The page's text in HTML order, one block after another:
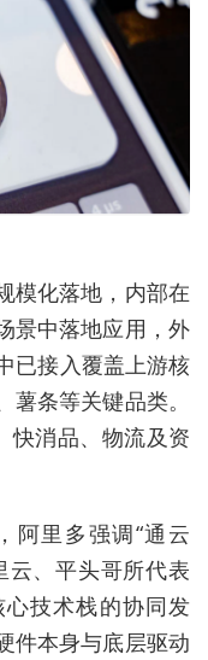
模化落地，内部在
景中落地应用，外
已接入覆盖上游核
条等关键品类。
快消品、物流及资
阿里多强调“通云
、平头哥所代表
技术栈的协同发
件本身与底层驱动